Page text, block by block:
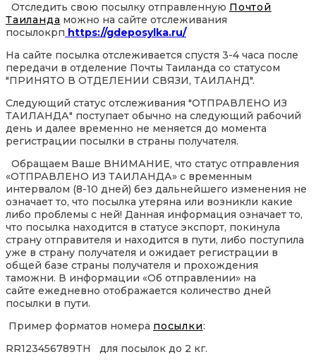
Отследить свою посылку отправленную Почтой
Таиланда можно на сайте отслеживания
посылокрп https://gdeposylka.ru/
На сайте посылка отслеживается спустя 3-4 часа после
передачи в отделение Почты Таиланда со статусом
"ПРИНЯТО В ОТДЕЛЕНИИ СВЯЗИ, ТАИЛАНД".
Следующий статус отслеживания "ОТПРАВЛЕНО ИЗ
ТАИЛАНДА" поступает обычно на следующий рабочий
день и далее временно не меняется до момента
регистрации посылки в страны получателя.
Обращаем Ваше ВНИМАНИЕ, что статус отправления
«ОТПРАВЛЕНО ИЗ ТАИЛАНДА» с временным
интервалом (8-10 дней) без дальнейшего изменения не
означает то, что посылка утеряна или возникли какие
либо проблемы с ней! Данная информация означает то,
что посылка находится в статусе экспорт, покинула
страну отправителя и находится в пути, либо поступила
уже в страну получателя и ожидает регистрации в
общей базе страны получателя и прохождения
таможни. В информации «Об отправлении» на
сайте ежедневно отображается количество дней
посылки в пути.
Пример форматов номера посылки:
RR123456789TH для посылок до 2 кг.